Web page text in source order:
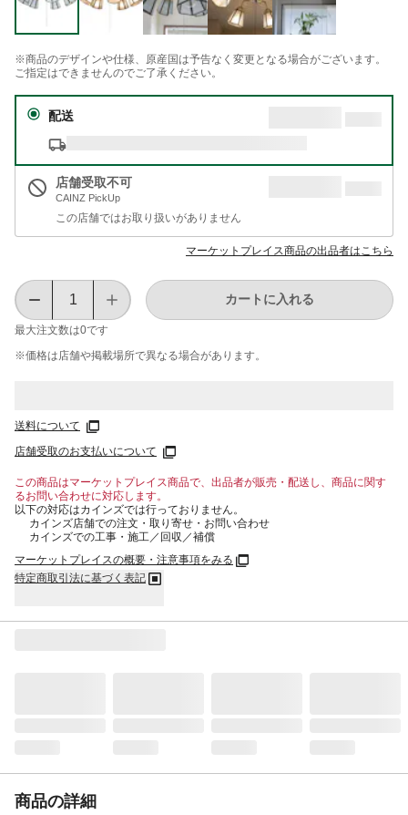
※商品のデザインや仕様、原産国は予告なく変更となる場合がございます。
ご指定はできませんのでご了承ください。
配送
店舗受取不可
CAINZ PickUp
この店舗ではお取り扱いがありません
マーケットプレイス商品の出品者はこちら
最大注文数は0です
カートに入れる
※価格は​店舗や​掲載場所で​異なる​場合が​あります。
送料について
店舗受取のお支払いについて
この商品はマーケットプレイス商品で、出品者が販売・配送し、商品に関す
るお問い合わせに対応します。
以下の対応はカインズでは行っておりません。
カインズ店舗での注文・取り寄せ・お問い合わせ
カインズでの工事・施工／回収／補償
マーケットプレイスの概要・注意事項をみる
特定商取引法に基づく表記
商品の詳細